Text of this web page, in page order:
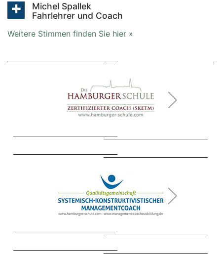
Michel Spallek
Fahrlehrer und Coach
Weitere Stimmen finden Sie hier »